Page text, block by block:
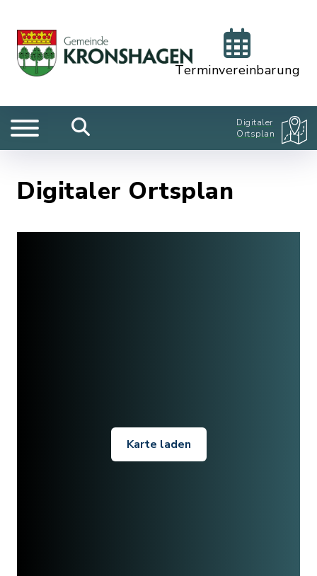
Terminvereinbarung
Digitaler
Ortsplan
Digitaler Ortsplan
Karte laden